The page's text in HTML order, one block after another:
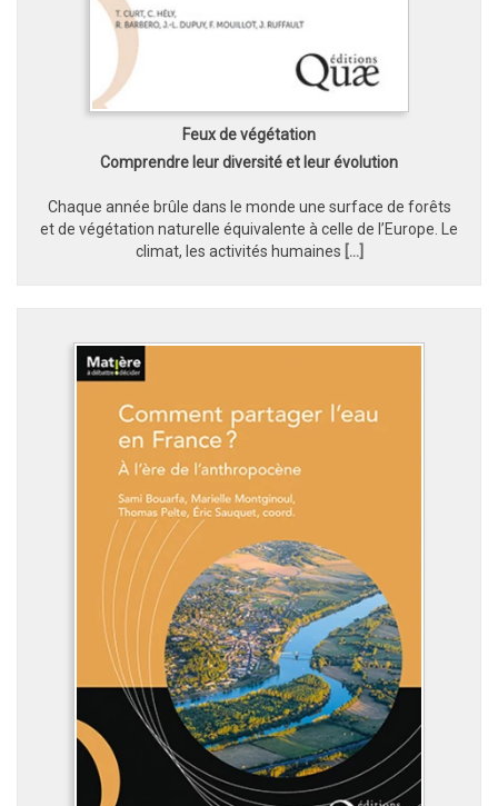
Feux de végétation
Comprendre leur diversité et leur évolution
Chaque année brûle dans le monde une surface de forêts
et de végétation naturelle équivalente à celle de l’Europe. Le
climat, les activités humaines [...]